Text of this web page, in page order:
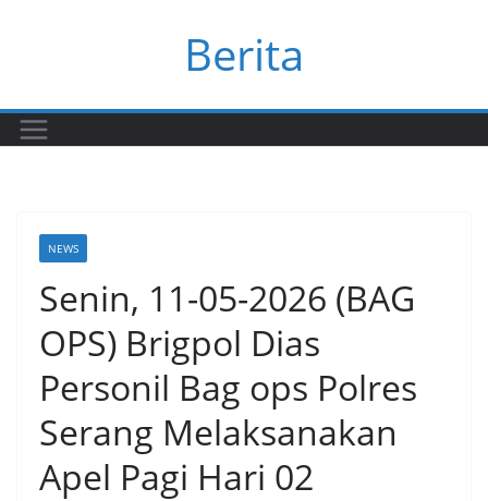
Berita
NEWS
Senin, 11-05-2026 (BAG
OPS) Brigpol Dias
Personil Bag ops Polres
Serang Melaksanakan
Apel Pagi Hari 02